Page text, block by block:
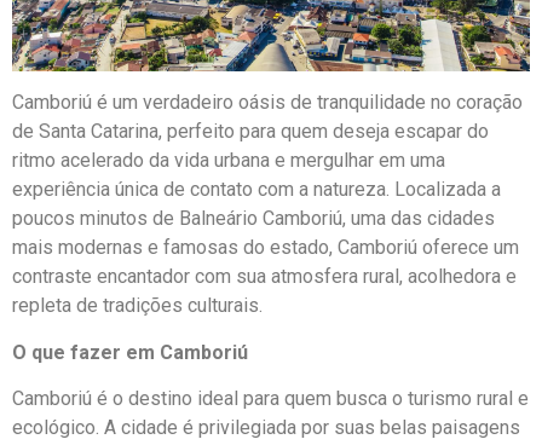
Camboriú é um verdadeiro oásis de tranquilidade no coração
de Santa Catarina, perfeito para quem deseja escapar do
ritmo acelerado da vida urbana e mergulhar em uma
experiência única de contato com a natureza. Localizada a
poucos minutos de Balneário Camboriú, uma das cidades
mais modernas e famosas do estado, Camboriú oferece um
contraste encantador com sua atmosfera rural, acolhedora e
repleta de tradições culturais.
O que fazer em Camboriú
Camboriú é o destino ideal para quem busca o turismo rural e
ecológico. A cidade é privilegiada por suas belas paisagens